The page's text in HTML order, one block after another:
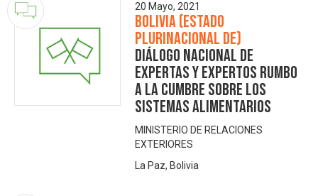
20 Mayo, 2021
Bolivia (Estado
Plurinacional de)
DIÁLOGO NACIONAL DE
EXPERTAS Y EXPERTOS RUMBO
A LA CUMBRE SOBRE LOS
SISTEMAS ALIMENTARIOS
MINISTERIO DE RELACIONES
EXTERIORES
La Paz, Bolivia